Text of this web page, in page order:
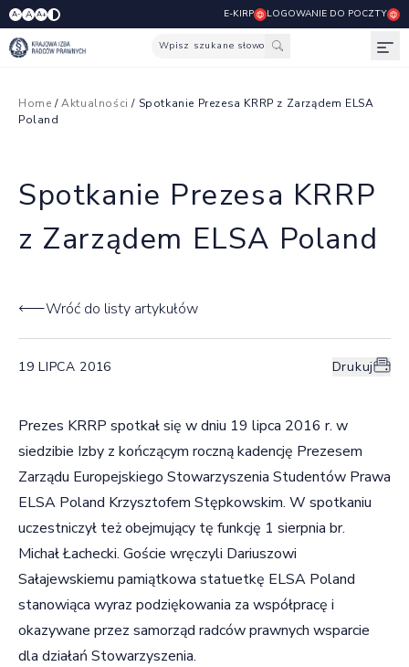
A- A A+ E-KIRP LOGOWANIE DO POCZTY
Wpisz szukane słowo
Home /Aktualności / Spotkanie Prezesa KRRP z Zarządem ELSA
Poland
Spotkanie Prezesa KRRP
z Zarządem ELSA Poland
Wróć do listy artykułów
19 LIPCA 2016 Drukuj
Prezes KRRP spotkał się w dniu 19 lipca 2016 r. w
siedzibie Izby z kończącym roczną kadencję Prezesem
Zarządu Europejskiego Stowarzyszenia Studentów Prawa
ELSA Poland Krzysztofem Stępkowskim. W spotkaniu
uczestniczył też obejmujący tę funkcję 1 sierpnia br.
Michał Łachecki. Goście wręczyli Dariuszowi
Sałajewskiemu pamiątkowa statuetkę ELSA Poland
stanowiąca wyraz podziękowania za współpracę i
okazywane przez samorząd radców prawnych wsparcie
dla działań Stowarzyszenia.